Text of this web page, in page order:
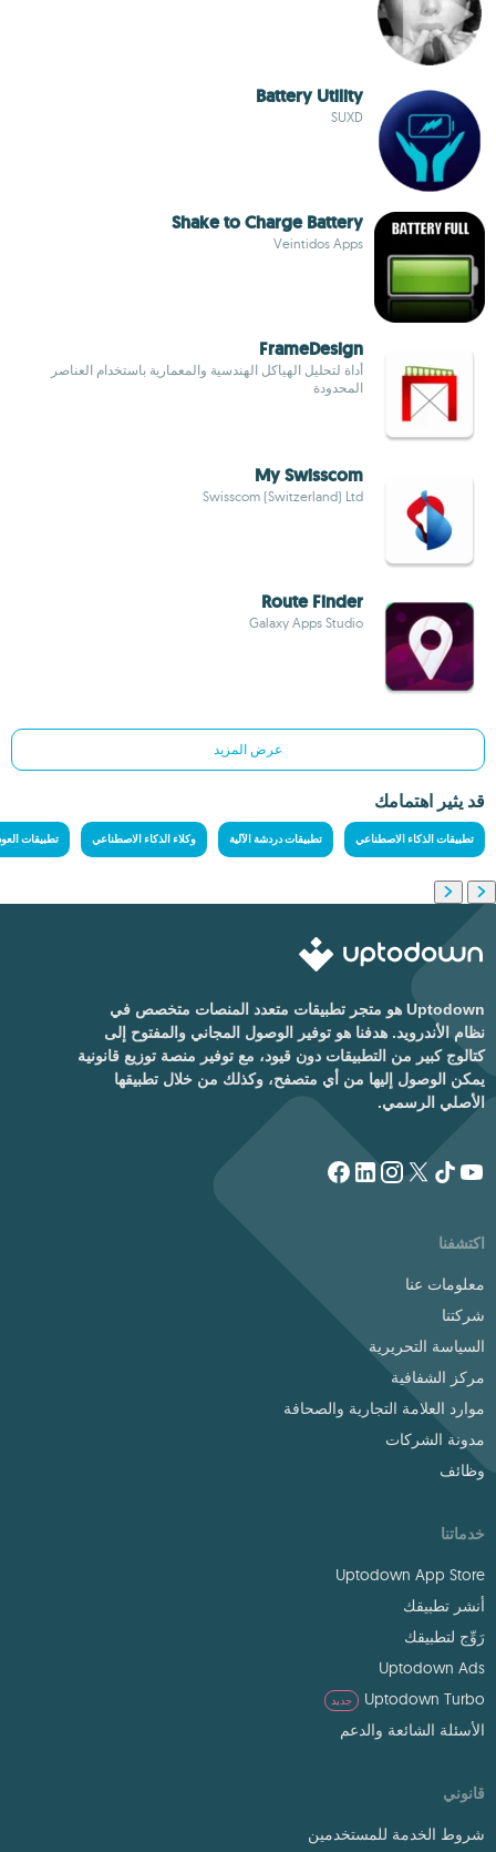
Battery Utility
SUXD
Shake to Charge Battery
Veintidos Apps
FrameDesign
أداة لتحليل الهياكل الهندسية والمعمارية باستخدام العناصر
المحدودة
My Swisscom
Swisscom (Switzerland) Ltd
Route Finder
Galaxy Apps Studio
عرض المزيد
قد يثير اهتمامك
تطبيقات الذكاء الاصطناعي تطبيقات دردشة الآلية وكلاء الذكاء الاصطناعي تطبيقات
Uptodown هو متجر تطبيقات متعدد المنصات متخصص في
نظام الأندرويد. هدفنا هو توفير الوصول المجاني والمفتوح إلى
كتالوج كبير من التطبيقات دون قيود، مع توفير منصة توزيع قانونية
يمكن الوصول إليها من أي متصفح، وكذلك من خلال تطبيقها
الأصلي الرسمي.
اكتشفنا
معلومات عنا
شركتنا
السياسة التحريرية
مركز الشفافية
موارد العلامة التجارية والصحافة
مدونة الشركات
وظائف
خدماتنا
Uptodown App Store
أنشر تطبيقك
رَوِّج لتطبيقك
Uptodown Ads
Uptodown Turbo
جديد
الأسئلة الشائعة والدعم
قانوني
شروط الخدمة للمستخدمين